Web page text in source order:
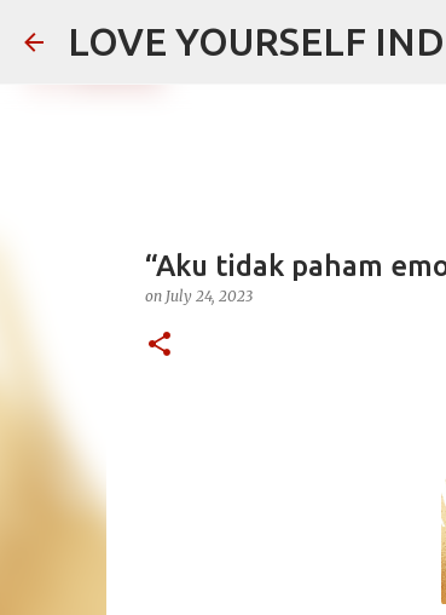
LOVE YOURSELF
“Aku tidak paham
on July 24, 2023